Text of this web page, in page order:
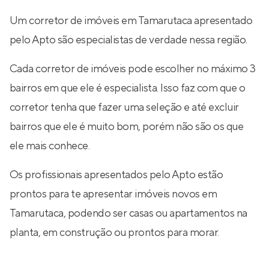
Um corretor de imóveis em Tamarutaca apresentado
pelo Apto são especialistas de verdade nessa região.
Cada corretor de imóveis pode escolher no máximo 3
bairros em que ele é especialista. Isso faz com que o
corretor tenha que fazer uma seleção e até excluir
bairros que ele é muito bom, porém não são os que
ele mais conhece.
Os profissionais apresentados pelo Apto estão
prontos para te apresentar imóveis novos em
Tamarutaca, podendo ser casas ou apartamentos na
planta, em construção ou prontos para morar.